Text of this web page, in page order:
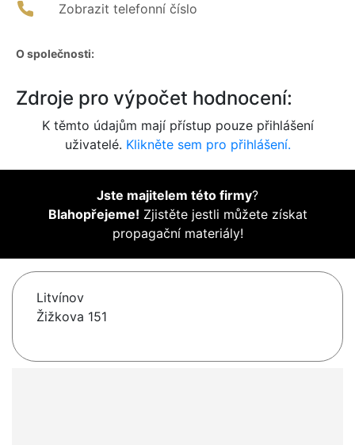
Zobrazit telefonní číslo
O společnosti:
Zdroje pro výpočet hodnocení:
K těmto údajům mají přístup pouze přihlášení
uživatelé. Klikněte sem pro přihlášení.
Jste majitelem této firmy?
Blahopřejeme! Zjistěte jestli můžete získat
propagační materiály!
Litvínov
Žižkova 151